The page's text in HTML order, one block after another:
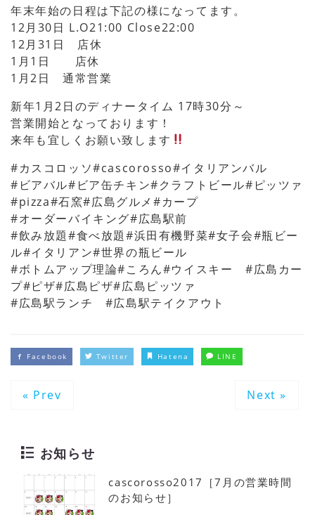
年末年始の日程は下記の様になってます。
12月30日 L.O21:00 Close22:00
12月31日 店休
1月1日 店休
1月2日 通常営業
新年1月2日のディナータイム 17時30分～
営業開始となっております！
来年も宜しくお願い致します
#カスコロッソ#cascorosso#イタリアンバル
#ビアバル#ビア缶チキン#クラフトビール#ピッツァ
#pizza#石窯#広島グルメ#カープ
#オーダーバイキング#広島駅前
#飲み放題#食べ放題#浜田有機野菜#女子会#瓶ビー
ル#イタリアン#世界の瓶ビール
#ボトムアップ理論#ころん#ウイスキー #広島カー
プ#ピザ#広島ピザ#広島ピッツァ
#広島駅ランチ #広島駅テイクアウト
Facebook Twitter Hatena LINE
« Prev Next »
お知らせ
cascorosso2017［7月の営業時間
のお知らせ］